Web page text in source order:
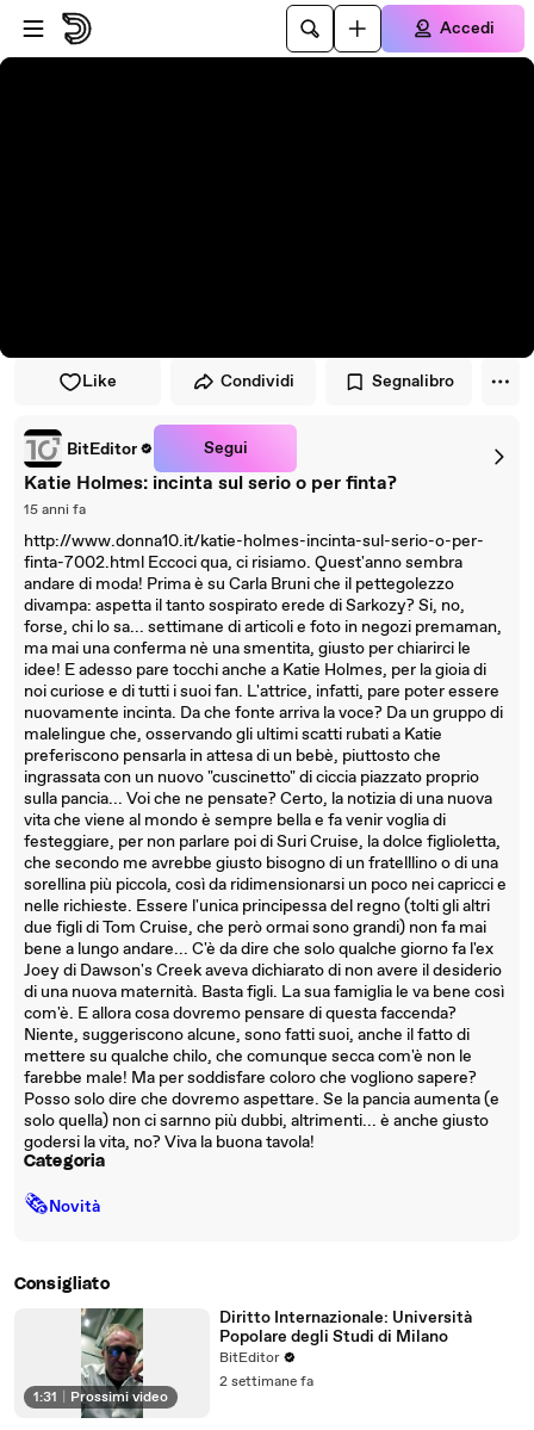
Vai al lettore
Passa al contenuto principale
Accedi
Like Condividi Segnalibro
BitEditor Segui
Katie Holmes: incinta sul serio o per finta?
15 anni fa
http://www.donna10.it/katie-holmes-incinta-sul-serio-o-per-
finta-7002.html Eccoci qua, ci risiamo. Quest'anno sembra
andare di moda! Prima è su Carla Bruni che il pettegolezzo
divampa: aspetta il tanto sospirato erede di Sarkozy? Si, no,
forse, chi lo sa... settimane di articoli e foto in negozi premaman,
ma mai una conferma nè una smentita, giusto per chiarirci le
idee! E adesso pare tocchi anche a Katie Holmes, per la gioia di
noi curiose e di tutti i suoi fan. L'attrice, infatti, pare poter essere
nuovamente incinta. Da che fonte arriva la voce? Da un gruppo di
malelingue che, osservando gli ultimi scatti rubati a Katie
preferiscono pensarla in attesa di un bebè, piuttosto che
ingrassata con un nuovo "cuscinetto" di ciccia piazzato proprio
sulla pancia... Voi che ne pensate? Certo, la notizia di una nuova
vita che viene al mondo è sempre bella e fa venir voglia di
festeggiare, per non parlare poi di Suri Cruise, la dolce figlioletta,
che secondo me avrebbe giusto bisogno di un fratelllino o di una
sorellina più piccola, così da ridimensionarsi un poco nei capricci e
nelle richieste. Essere l'unica principessa del regno (tolti gli altri
due figli di Tom Cruise, che però ormai sono grandi) non fa mai
bene a lungo andare... C'è da dire che solo qualche giorno fa l'ex
Joey di Dawson's Creek aveva dichiarato di non avere il desiderio
di una nuova maternità. Basta figli. La sua famiglia le va bene così
com'è. E allora cosa dovremo pensare di questa faccenda?
Niente, suggeriscono alcune, sono fatti suoi, anche il fatto di
mettere su qualche chilo, che comunque secca com'è non le
farebbe male! Ma per soddisfare coloro che vogliono sapere?
Posso solo dire che dovremo aspettare. Se la pancia aumenta (e
solo quella) non ci sarnno più dubbi, altrimenti... è anche giusto
godersi la vita, no? Viva la buona tavola!
Categoria
🗞Novità
Consigliato
1:31 Prossimi video
Diritto Internazionale: Università
Popolare degli Studi di Milano
BitEditor
2 settimane fa